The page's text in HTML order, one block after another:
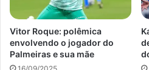
Vitor Roque: polêmica
envolvendo o jogador do
Palmeiras e sua mãe